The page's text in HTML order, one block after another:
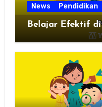
News Pendidikan
Belajar Efektif di